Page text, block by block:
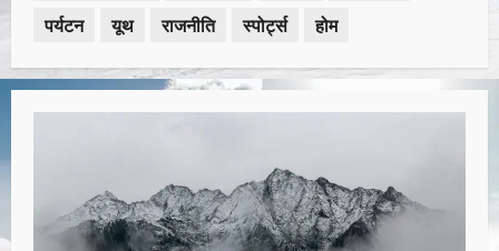
पर्यटन
यूथ राजनीति स्पोर्ट्स होम